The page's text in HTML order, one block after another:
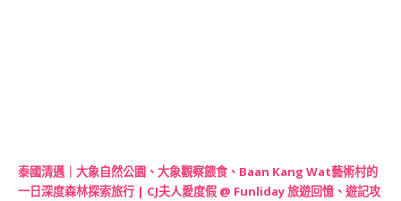
泰國清邁｜大象自然公園、大象觀察餵食、Baan Kang Wat藝術村的
一日深度森林探索旅行 | CJ夫人愛度假 @ Funliday 旅遊回憶、遊記攻